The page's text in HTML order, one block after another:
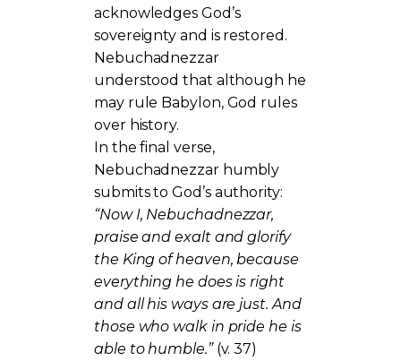
acknowledges God’s
sovereignty and is restored.
Nebuchadnezzar
understood that although he
may rule Babylon, God rules
over history.
In the final verse,
Nebuchadnezzar humbly
submits to God’s authority:
“Now I, Nebuchadnezzar,
praise and exalt and glorify
the King of heaven, because
everything he does is right
and all his ways are just. And
those who walk in pride he is
able to humble.”(v. 37)